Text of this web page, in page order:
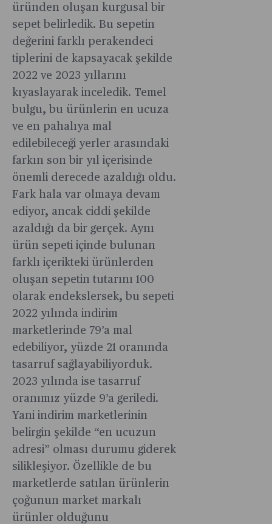
üründen oluşan kurgusal bir
sepet belirledik. Bu sepetin
değerini farklı perakendeci
tiplerini de kapsayacak şekilde
2022 ve 2023 yıllarını
kıyaslayarak inceledik. Temel
bulgu, bu ürünlerin en ucuza
ve en pahalıya mal
edilebileceği yerler arasındaki
farkın son bir yıl içerisinde
önemli derecede azaldığı oldu.
Fark hala var olmaya devam
ediyor, ancak ciddi şekilde
azaldığı da bir gerçek. Aynı
ürün sepeti içinde bulunan
farklı içerikteki ürünlerden
oluşan sepetin tutarını 100
olarak endekslersek, bu sepeti
2022 yılında indirim
marketlerinde 79’a mal
edebiliyor, yüzde 21 oranında
tasarruf sağlayabiliyorduk.
2023 yılında ise tasarruf
oranımız yüzde 9’a geriledi.
Yani indirim marketlerinin
belirgin şekilde “en ucuzun
adresi” olması durumu giderek
silikleşiyor. Özellikle de bu
marketlerde satılan ürünlerin
çoğunun market markalı
ürünler olduğunu